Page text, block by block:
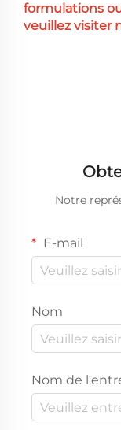
formulations
veuillez visiter
Notre
E-mail
Nom
Nom de